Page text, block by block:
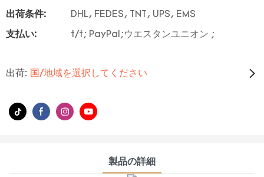
出荷条件: DHL, FEDES, TNT, UPS, EMS
支払い: t/t; PayPal;ウエスタンユニオン ;
出荷: 国/地域を選択してください
製品の詳細